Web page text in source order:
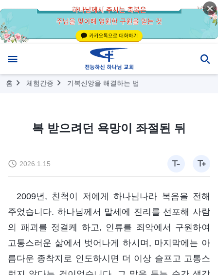
홈 체험간증 기복신앙을 해결하는 법
복 받으려던 욕망이 좌절된 뒤
2026.1.15
2009년, 친척이 저에게 하나님나라 복음을 전해
주었습니다. 하나님께서 말세에 진리를 선포해 사람
의 패괴를 정결케 하고, 인류를 죄악에서 구원하여
고통스러운 삶에서 벗어나게 하시며, 마지막에는 아
름다운 종착지로 인도하시면 더 이상 슬프고 고통스